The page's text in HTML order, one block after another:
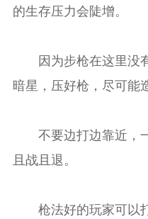
的生存压力会陡增。
因为步枪在这里没
暗星，压好枪，尽可能
不要边打边靠近，一
且战且退。
枪法好的玩家可以